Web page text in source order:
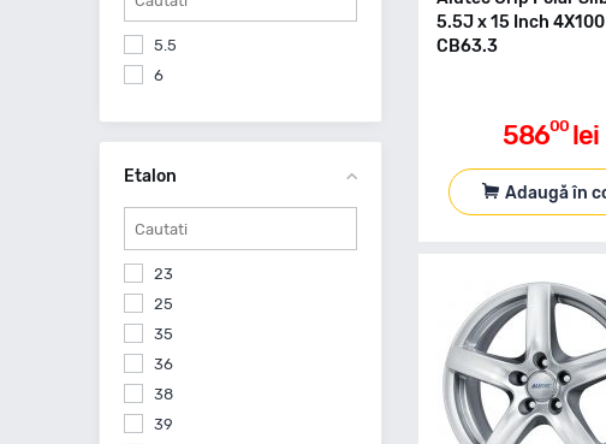
5.5J x 15 Inch
CB63.3
58600 lei
Adaugă în
5.5
6
Etalon
23
25
35
36
38
39